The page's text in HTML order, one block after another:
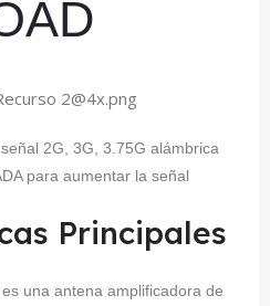
2G, 3G, 3.75G alámbrica
para aumentar la señal
Principales
una antena amplificadora de